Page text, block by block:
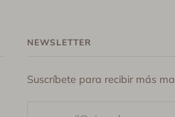
NEWSLETTER
Suscríbete para recibir más